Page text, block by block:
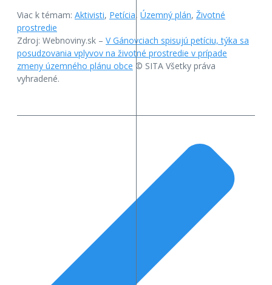
Viac k témam: Aktivisti, Petícia, Územný plán, Životné
prostredie
Zdroj: Webnoviny.sk – V Gánovciach spisujú petíciu, týka sa
posudzovania vplyvov na životné prostredie v prípade
zmeny územného plánu obce © SITA Všetky práva
vyhradené.